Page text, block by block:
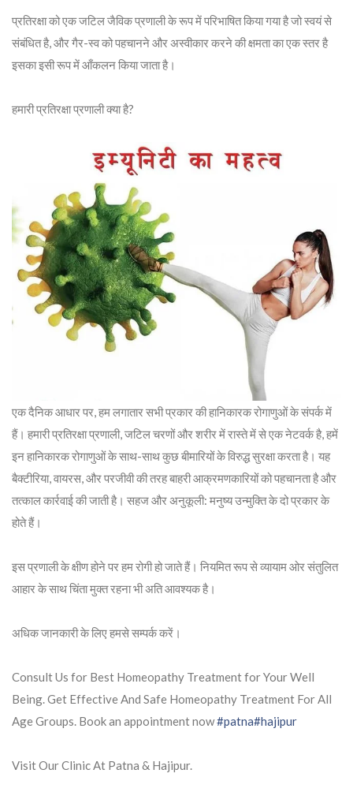
प्रतिरक्षा को एक जटिल जैविक प्रणाली के रूप में परिभाषित किया गया है जो स्वयं से
संबंधित है, और गैर-स्व को पहचानने और अस्वीकार करने की क्षमता का एक स्तर है
इसका इसी रूप में आँकलन किया जाता है।
हमारी प्रतिरक्षा प्रणाली क्या है?
एक दैनिक आधार पर, हम लगातार सभी प्रकार की हानिकारक रोगाणुओं के संपर्क में
हैं। हमारी प्रतिरक्षा प्रणाली, जटिल चरणों और शरीर में रास्ते में से एक नेटवर्क है, हमें
इन हानिकारक रोगाणुओं के साथ-साथ कुछ बीमारियों के विरुद्ध सुरक्षा करता है। यह
बैक्टीरिया, वायरस, और परजीवी की तरह बाहरी आक्रमणकारियों को पहचानता है और
तत्काल कार्रवाई की जाती है। सहज और अनुकूली: मनुष्य उन्मुक्ति के दो प्रकार के
होते हैं।
इस प्रणाली के क्षीण होने पर हम रोगी हो जाते हैं। नियमित रूप से व्यायाम ओर संतुलित
आहार के साथ चिंता मुक्त रहना भी अति आवश्यक है।
अधिक जानकारी के लिए हमसे सम्पर्क करें।
Consult Us for Best Homeopathy Treatment for Your Well
Being. Get Effective And Safe Homeopathy Treatment For All
Age Groups. Book an appointment now#patna#hajipur
Visit Our Clinic At Patna & Hajipur.